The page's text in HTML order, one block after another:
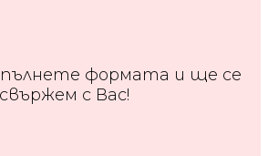
формата и ще се
свържем с Вас!